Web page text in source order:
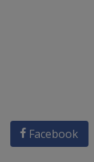
Facebook